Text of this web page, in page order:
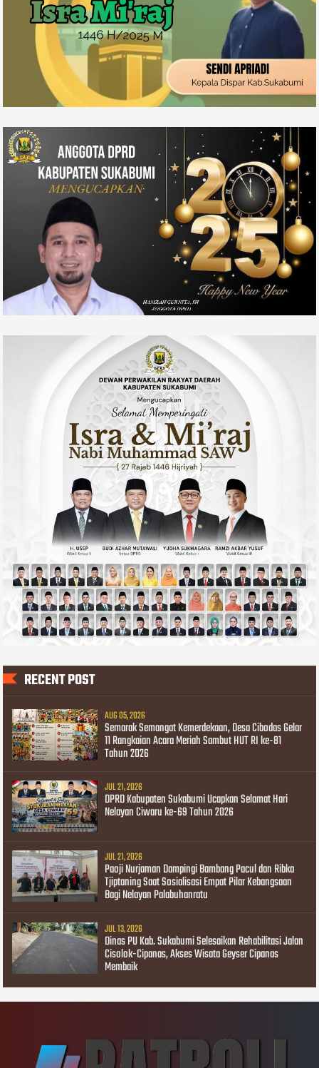
RECENT POST
AUG 05, 2026
Semarak Semangat Kemerdekaan, Desa Cibodas Gelar
11 Rangkaian Acara Meriah Sambut HUT RI ke-81
Tahun 2026
JUL 21, 2026
DPRD Kabupaten Sukabumi Ucapkan Selamat Hari
Nelayan Ciwaru ke-69 Tahun 2026
JUL 21, 2026
Paoji Nurjaman Dampingi Bambang Pacul dan Ribka
Tjiptaning Saat Sosialisasi Empat Pilar Kebangsaan
Bagi Nelayan Palabuhanratu
JUL 13, 2026
Dinas PU Kab. Sukabumi Selesaikan Rehabilitasi Jalan
Cisolok-Cipanas, Akses Wisata Geyser Cipanas
Membaik